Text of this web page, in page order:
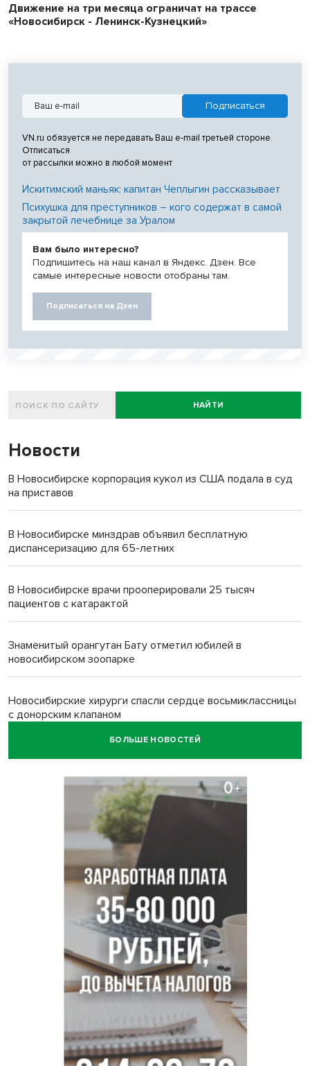
Движение на три месяца ограничат на трассе
«Новосибирск - Ленинск-Кузнецкий»
VN.ru обязуется не передавать Ваш e-mail третьей стороне.
Отписаться
от рассылки можно в любой момент
Искитимский маньяк: капитан Чеплыгин рассказывает
Психушка для преступников – кого содержат в самой
закрытой лечебнице за Уралом
Вам было интересно?
Подпишитесь на наш канал в Яндекс. Дзен. Все
самые интересные новости отобраны там.
Подписаться на Дзен
НАЙТИ
Новости
В Новосибирске корпорация кукол из США подала в суд
на приставов
В Новосибирске минздрав объявил бесплатную
диспансеризацию для 65-летних
В Новосибирске врачи прооперировали 25 тысяч
пациентов с катарактой
Знаменитый орангутан Бату отметил юбилей в
новосибирском зоопарке
Новосибирские хирурги спасли сердце восьмиклассницы
с донорским клапаном
Более тысячи новосибирцев открыли День
Губернатор Андрей Травников подравил новосибирцев с
Днем физкультурника
Семь рейсов за сутки отменили в новосибирском
аэропорту Толмачево
В Новосибирске «Лада» сбила восьмиклассника на
БОЛЬШЕ НОВОСТЕЙ